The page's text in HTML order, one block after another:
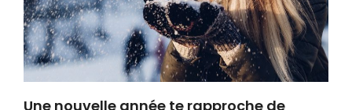
Une nouvelle année te rapproche de